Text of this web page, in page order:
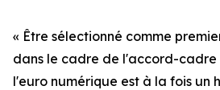
« Être sélectionné comme
dans le cadre de l'accord-cadre
l'euro numérique est à la fois un